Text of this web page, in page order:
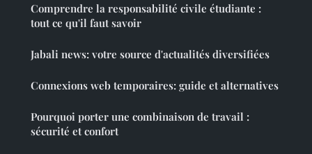
Comprendre la responsabilité civile étudiante :
tout ce qu'il faut savoir
Jabali news: votre source d'actualités diversifiées
Connexions web temporaires: guide et alternatives
Pourquoi porter une combinaison de travail :
sécurité et confort